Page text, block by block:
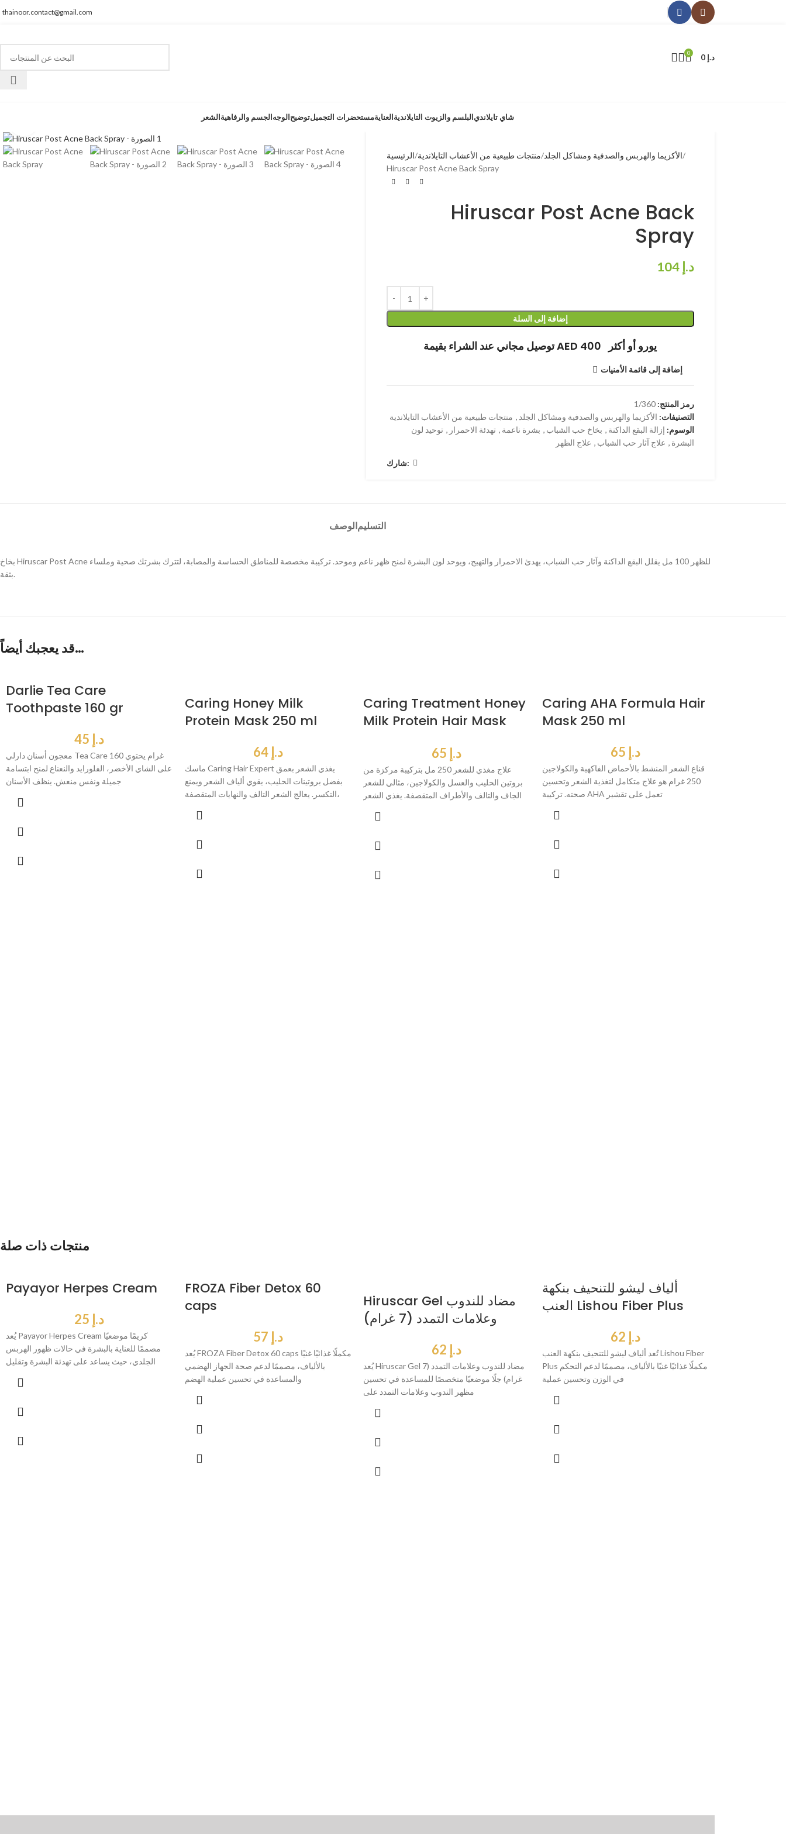
thainoor.contact@gmail.com
0 د.إ
الشعرالجسم والرفاهيةالوجهتوضيحمستحضرات التجميلالعنايةالبلسم والزيوت التايلانديةشاي تايلاندي
الرئيسية منتجات طبيعية من الأعشاب التايلاندية الأكزيما والهربس والصدفية ومشاكل الجلد
Hiruscar Post Acne Back Spray
Hiruscar Post Acne Back
Spray
د.إ 104
إضافة إلى السلة
توصيل مجاني عند الشراء بقيمة AED 400 يورو أو أكثر
إضافة إلى قائمة الأمنيات
رمز المنتج:1/360
التصنيفات: الأكزيما والهربس والصدفية ومشاكل الجلد , منتجات طبيعية من الأعشاب التايلاندية
الوسوم: إزالة البقع الداكنة , بخاخ حب الشباب , بشرة ناعمة , تهدئة الاحمرار , توحيد لون
البشرة , علاج آثار حب الشباب , علاج الظهر
شارك:
الوصفالتسليم
بخاخ Hiruscar Post Acne للظهر 100 مل يقلل البقع الداكنة وآثار حب الشباب، يهدئ الاحمرار والتهيج، ويوحد لون البشرة لمنح ظهر ناعم وموحد. تركيبة مخصصة للمناطق الحساسة والمصابة، لتترك بشرتك صحية وملساء
بثقة.
قد يعجبك أيضاً…
Darlie Tea Care
Toothpaste 160 gr
د.إ
معجون أسنان دارلي Tea Care 160 غرام يحتوي
على الشاي الأخضر، الفلورايد والنعناع لمنح ابتسامة
جميلة ونفس منعش. ينظف الأسنان
Caring Honey Milk
Protein Mask 250 ml
د.إ 64
ماسك Caring Hair Expert يغذي الشعر بعمق
بفضل بروتينات الحليب، يقوي ألياف الشعر ويمنع
التكسر. يعالج الشعر التالف والنهايات المتقصفة،
Caring Treatment Honey
Milk Protein Hair Mask
د.إ
علاج مغذي للشعر 250 مل بتركيبة مركزة من
بروتين الحليب والعسل والكولاجين، مثالي للشعر
الجاف والتالف والأطراف المتقصفة. يغذي الشعر
Caring AHA Formula Hair
Mask 250 ml
د.إ
قناع الشعر المنشط بالأحماض الفاكهية والكولاجين
250 غرام هو علاج متكامل لتغذية الشعر وتحسين
صحته. تركيبة AHA تعمل على تقشير
منتجات ذات صلة
Payayor Herpes Cream
د.إ
يُعد Payayor Herpes Cream كريمًا موضعيًا
مصممًا للعناية بالبشرة في حالات ظهور الهربس
الجلدي، حيث يساعد على تهدئة البشرة وتقليل
FROZA Fiber Detox 60
caps
د.إ
يُعد FROZA Fiber Detox 60 caps مكملًا غذائيًا غنيًا
بالألياف، مصممًا لدعم صحة الجهاز الهضمي
والمساعدة في تحسين عملية الهضم
Hiruscar Gel مضاد للندوب
وعلامات التمدد (7 غرام)
د.إ
يُعد Hiruscar Gel مضاد للندوب وعلامات التمدد (7
غرام) جلًا موضعيًا متخصصًا للمساعدة في تحسين
مظهر الندوب وعلامات التمدد على
ألياف ليشو للتنحيف بنكهة
العنب Lishou Fiber Plus
د.إ
تُعد ألياف ليشو للتنحيف بنكهة العنب Lishou Fiber
Plus مكملًا غذائيًا غنيًا بالألياف، مصممًا لدعم التحكم
في الوزن وتحسين عملية